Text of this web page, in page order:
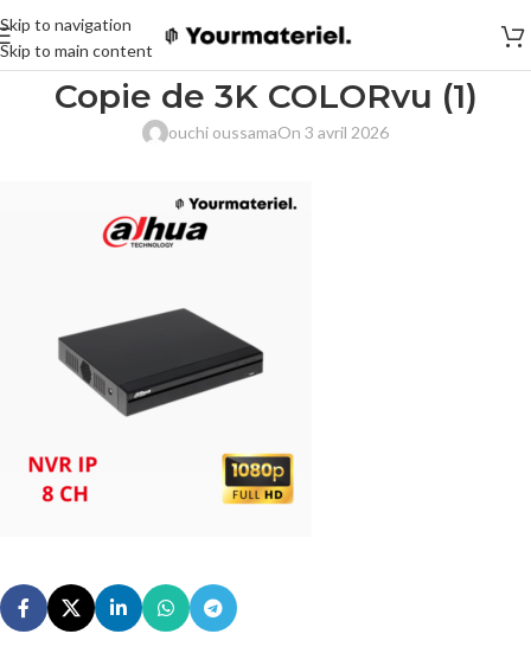
Skip to navigation
Skip to main content
Copie de 3K COLORvu (1)
ouchi oussamaOn 3 avril 2026